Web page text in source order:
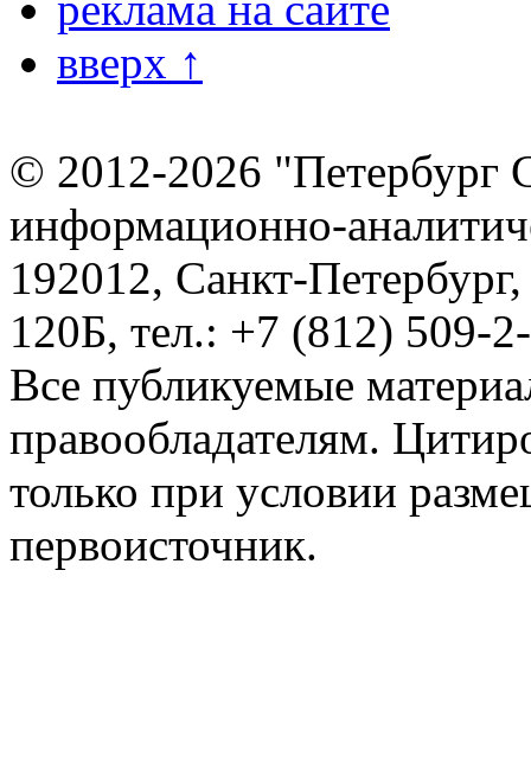
вверх ↑
© 2012-2026 "Петербург
информационно-
192012, Санкт-
120Б, тел.: +7 (812) 509-
Все публикуемые
правообладателям.
только при условии
первоисточник.